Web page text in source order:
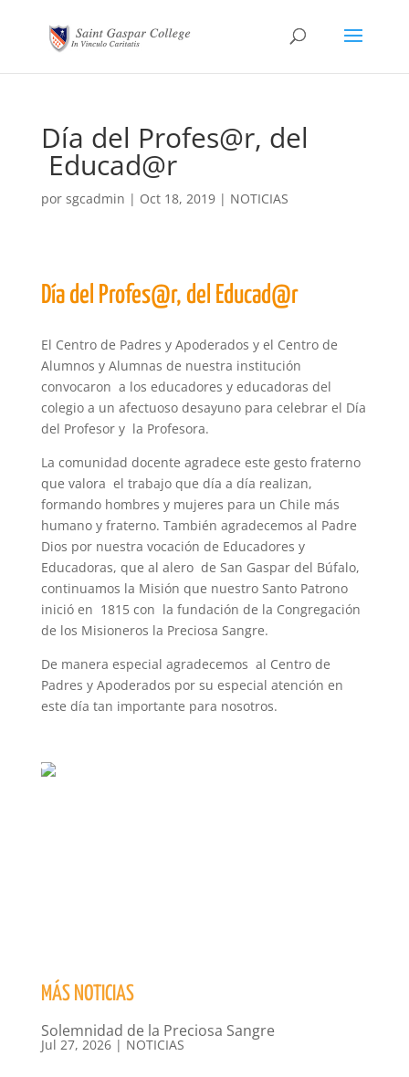
Día del Profes@r, del
Educad@r
por sgcadmin | Oct 18, 2019| NOTICIAS
Día del Profes@r, del Educad@r
El Centro de Padres y Apoderados y el Centro de
Alumnos y Alumnas de nuestra institución
convocaron a los educadores y educadoras del
colegio a un afectuoso desayuno para celebrar el Día
del Profesor y la Profesora.
La comunidad docente agradece este gesto fraterno
que valora el trabajo que día a día realizan,
formando hombres y mujeres para un Chile más
humano y fraterno. También agradecemos al Padre
Dios por nuestra vocación de Educadores y
Educadoras, que al alero de San Gaspar del Búfalo,
continuamos la Misión que nuestro Santo Patrono
inició en 1815 con la fundación de la Congregación
de los Misioneros la Preciosa Sangre.
De manera especial agradecemos al Centro de
Padres y Apoderados por su especial atención en
este día tan importante para nosotros.
MÁS NOTICIAS
Solemnidad de la Preciosa Sangre
Jul 27, 2026| NOTICIAS